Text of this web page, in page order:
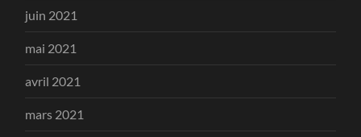
juin 2021
mai 2021
avril 2021
mars 2021